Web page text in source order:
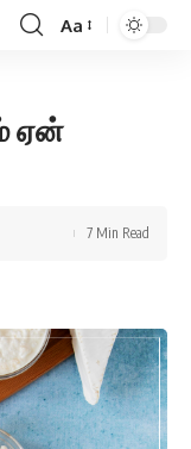
Font
Aa
ஏன்
7 Min Read